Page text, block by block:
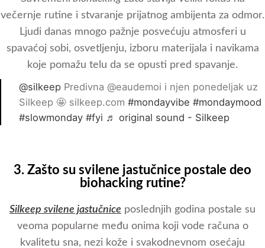
večernje rutine i stvaranje prijatnog ambijenta za odmor.
Ljudi danas mnogo pažnje posvećuju atmosferi u
spavaćoj sobi, osvetljenju, izboru materijala i navikama
koje pomažu telu da se opusti pred spavanje.
@silkeep Predivna @eaudemoi i njen ponedeljak uz
Silkeep 🤩 silkeep.com #mondayvibe #mondaymood
#slowmonday #fyi ♬ original sound - Silkeep
3. Zašto su svilene jastučnice postale deo
biohacking rutine?
Silkeep svilene jastučnice poslednjih godina postale su
veoma popularne među onima koji vode računa o
kvalitetu sna, nezi kože i svakodnevnom osećaju